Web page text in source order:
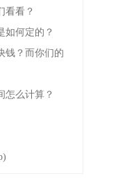
看看？
如何定的？
钱？而你们的
怎么计算？